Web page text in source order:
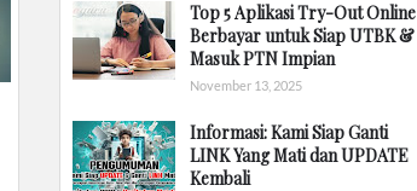
Top 5 Aplikasi Try-Out Online
Berbayar untuk Siap UTBK &
Masuk PTN Impian
November 13, 2025
Informasi: Kami Siap Ganti
LINK Yang Mati dan UPDATE
Kembali